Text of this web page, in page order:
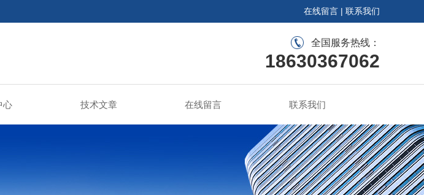
在线留言 | 联系我们
全国服务热线：
18630367062
心 技术文章 在线留言 联系我们